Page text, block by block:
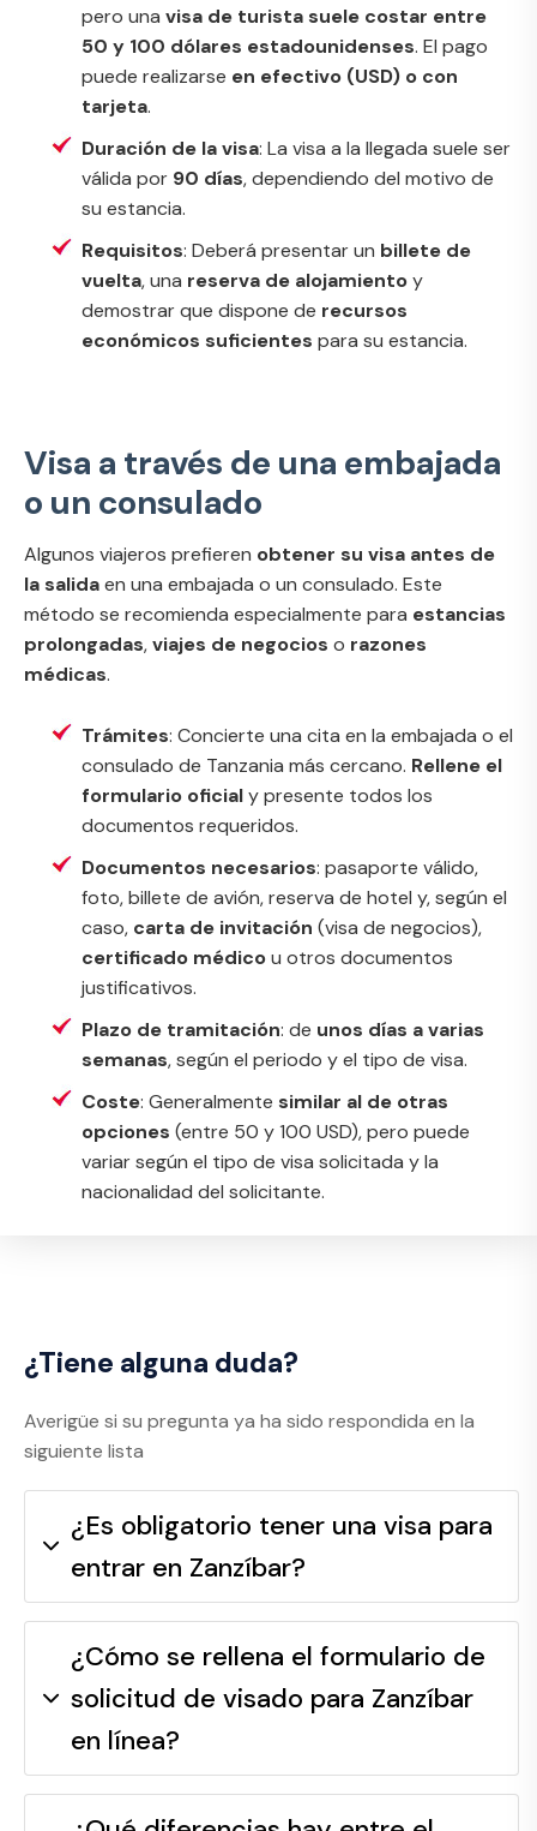
pero una visa de turista suele costar entre
50 y 100 dólares estadounidenses. El pago
puede realizarse en efectivo (USD) o con
tarjeta.
Duración de la visa: La visa a la llegada suele ser
válida por 90 días, dependiendo del motivo de
su estancia.
Requisitos: Deberá presentar un billete de
vuelta, una reserva de alojamientoy
demostrar que dispone de recursos
económicos suficientes para su estancia.
Visa a través de una embajada
o un consulado
Algunos viajeros prefieren obtener su visa antes de
la salidaen una embajada o un consulado. Este
método se recomienda especialmente para estancias
prolongadas,viajes de negocios o razones
médicas.
Trámites: Concierte una cita en la embajada o el
consulado de Tanzania más cercano. Rellene el
formulario oficialy presente todos los
documentos requeridos.
Documentos necesarios: pasaporte válido,
foto, billete de avión, reserva de hotel y, según el
caso, carta de invitación (visa de negocios),
certificado médicou otros documentos
justificativos.
Plazo de tramitación: de unos días a varias
semanas, según el periodo y el tipo de visa.
Coste: Generalmente similar al de otras
opciones (entre 50 y 100 USD), pero puede
variar según el tipo de visa solicitada y la
nacionalidad del solicitante.
¿Tiene alguna duda?
Averigüe si su pregunta ya ha sido respondida en la
siguiente lista
¿Es obligatorio tener una visa para
entrar en Zanzíbar?
¿Cómo se rellena el formulario de
solicitud de visado para Zanzíbar
en línea?